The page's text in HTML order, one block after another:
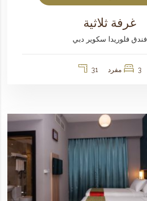
غرفة ثلاثية
فندق فلوريدا سكوير دبي
3 مفرد 31